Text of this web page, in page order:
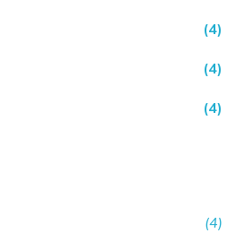
(4)
(4)
(4)
(4)